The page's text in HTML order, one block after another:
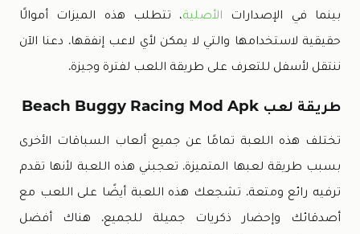
بينما في الإصدارات الأصلية، تتطلب هذه الميزات أموالًا
حقيقية لاستخدامها والتي لا يمكن لأي لاعب إنفقها. دعنا الآن
ننتقل لأسفل للتعرف على طريقة اللعب لفترة وجيزة.
طريقة لعب Beach Buggy Racing Mod Apk
تختلف هذه اللعبة تمامًا عن جميع ألعاب السباقات الأخرى
بسبب طريقة لعبها المتميزة. تعجبني هذه اللعبة لأنها تقدم
ترفيه رائع ومتعة. تشجعك هذه اللعبة أيضًا على اللعب مع
أصدقائك وإحضار ذكريات جميلة للجميع. هناك أفضل